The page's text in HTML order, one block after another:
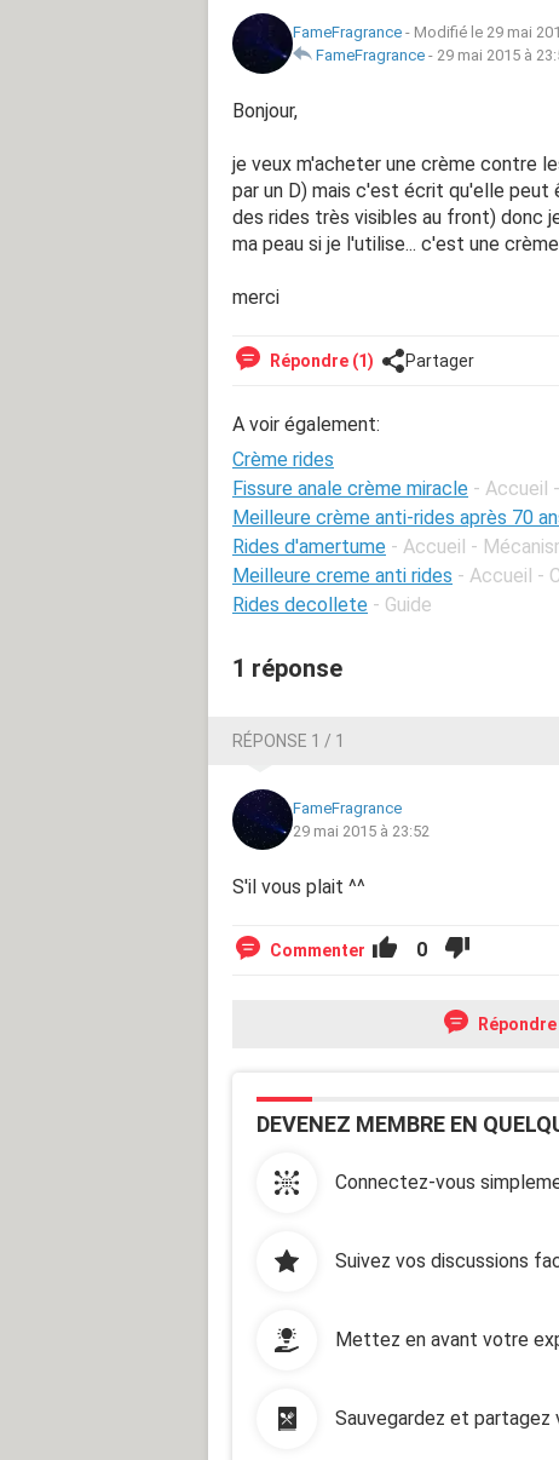
FameFragrance - Modifié le 29 mai
FameFragrance - 29 mai 2015 à
Bonjour,
je veux m'acheter une crème contre
par un D) mais c'est écrit qu'elle peut
des rides très visibles au front) donc
ma peau si je l'utilise... c'est une
merci
Répondre (1) Partager
A voir également:
Crème rides
Fissure anale crème miracle - Accueil
Meilleure crème anti-rides après 70
Rides d'amertume - Accueil -
Meilleure creme anti rides - Accueil -
Rides decollete - Guide
1 réponse
RÉPONSE 1 / 1
FameFragrance
29 mai 2015 à 23:52
S'il vous plait ^^
Commenter 0
Répondre
DEVENEZ MEMBRE EN
Connectez-vous
Suivez vos discussions
Mettez en avant votre
Sauvegardez et